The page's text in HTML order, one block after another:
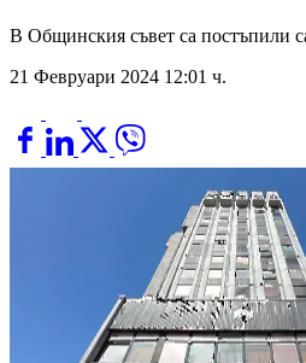
В Общинския съвет са постъпили
21 Февруари 2024 12:01 ч.